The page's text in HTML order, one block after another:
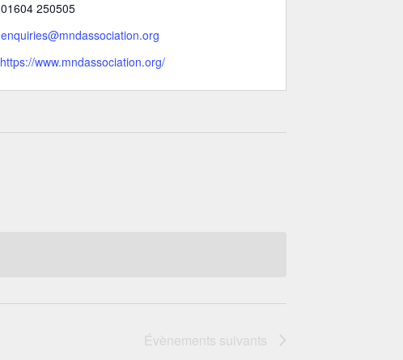
01604 250505
enquiries@mndassociation.org
https://www.mndassociation.org/
Évènements suivants